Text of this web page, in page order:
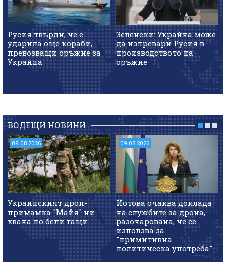
Русия твърди, че е
ударила още кораби,
превозващи оръжие за
Украйна
Зеленски: Украйна може
да изпревари Русия в
производството на
оръжие
ВОДЕЩИ НОВИНИ
09.08.2026
Украинският дрон-
примамка "Майя" ни
хвана по бели гащи
09.08.2026
Йотова очаква доклада
на службите за дрона,
разочарована, че се
използва за
"примитивна
политическа употреба"